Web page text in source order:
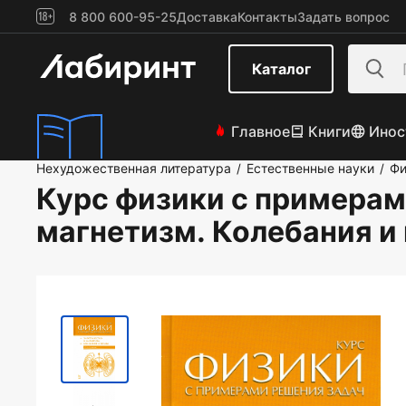
8 800 600-95-25ДоставкаКонтактыЗадать вопрос
Каталог
Главное Книги
Нехудожественная литература / Естественные науки /
Курс физики с
магнетизм. Колебания